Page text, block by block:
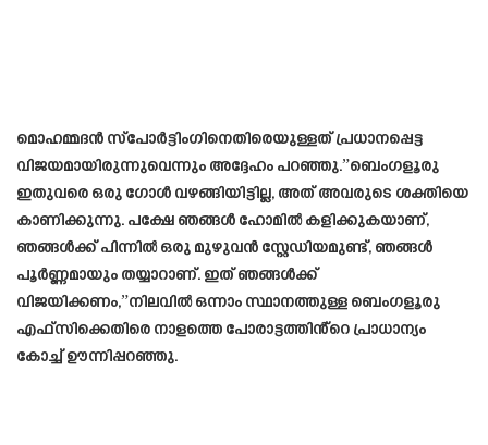
മൊഹമ്മദൻ സ്‌പോർട്ടിംഗിനെതിരെയുള്ളത് പ്രധാനപ്പെട്ട
വിജയമായിരുന്നുവെന്നും അദ്ദേഹം പറഞ്ഞു.”ബെംഗളൂരു
ഇതുവരെ ഒരു ഗോൾ വഴങ്ങിയിട്ടില്ല, അത് അവരുടെ ശക്തിയെ
കാണിക്കുന്നു. പക്ഷേ ഞങ്ങൾ ഹോമിൽ കളിക്കുകയാണ്,
ഞങ്ങൾക്ക് പിന്നിൽ ഒരു മുഴുവൻ സ്റ്റേഡിയമുണ്ട്, ഞങ്ങൾ
പൂർണ്ണമായും തയ്യാറാണ്. ഇത് ഞങ്ങൾക്ക്
വിജയിക്കണം,”നിലവിൽ ഒന്നാം സ്ഥാനത്തുള്ള ബെംഗളൂരു
എഫ്‌സിക്കെതിരെ നാളത്തെ പോരാട്ടത്തിൻ്റെ പ്രാധാന്യം
കോച്ച് ഊന്നിപ്പറഞ്ഞു.